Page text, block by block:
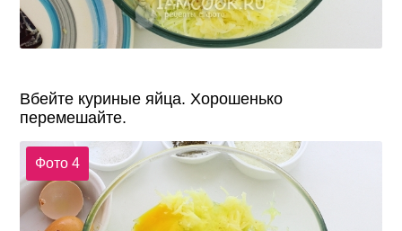
Вбейте куриные яйца. Хорошенько
перемешайте.
Фото 4